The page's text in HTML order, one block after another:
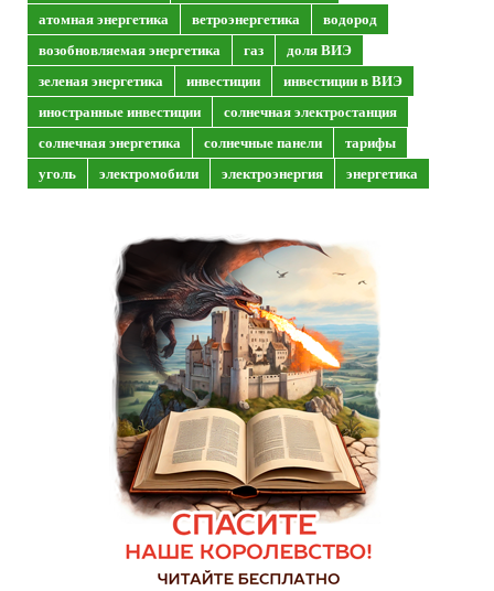
атомная энергетика
ветроэнергетика
водород
возобновляемая энергетика
газ
доля ВИЭ
зеленая энергетика
инвестиции
инвестиции в ВИЭ
иностранные инвестиции
солнечная электростанция
солнечная энергетика
солнечные панели
тарифы
уголь
электромобили электроэнергия энергетика